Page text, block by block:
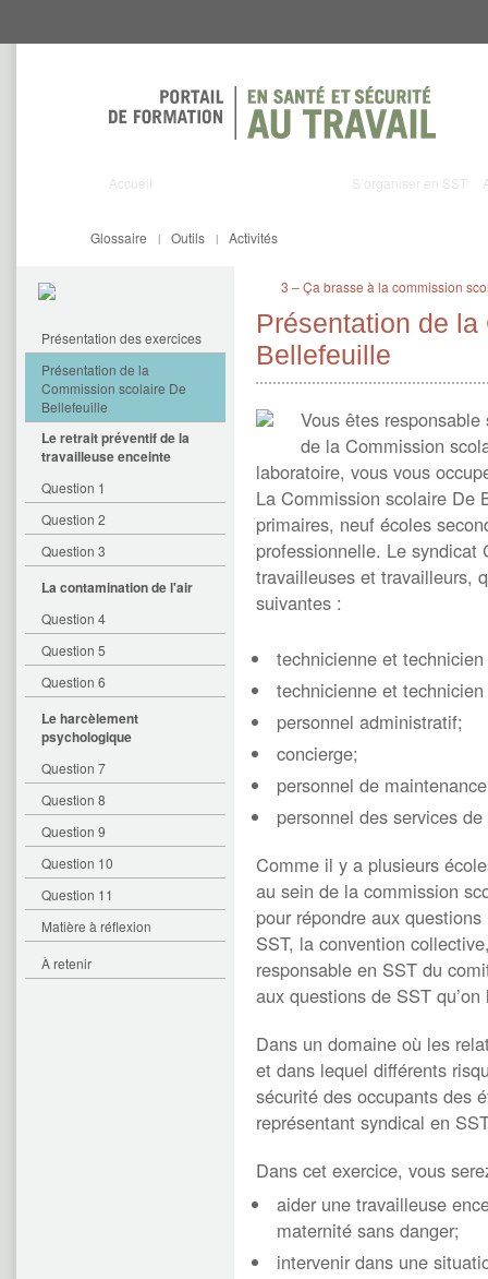
au
au
Accueil S’organiser en SST
Activités
Outils |
Glossaire |
Présentation des exercices
Présentation de la
Commission scolaire De
Bellefeuille
Le retrait préventif de la
travailleuse enceinte
Question 1
Question 2
Question 3
La contamination de l'air
Question 4
Question 5
Question 6
Le harcèlement
psychologique
Question 7
Question 8
Question 9
Question 10
Question 11
Matière à réflexion
À retenir
3 – Ça brasse à la commission
Présentation de
Bellefeuille
Vous êtes
de la Commission
laboratoire, vous vous
La Commission scolaire De
primaires, neuf écoles
professionnelle. Le syndicat
travailleuses et travailleurs,
suivantes :
technicienne et
technicienne et
personnel administratif;
concierge;
personnel de
personnel des services
Comme il y a plusieurs
au sein de la commission
pour répondre aux
SST, la convention
responsable en SST du
aux questions de SST
Dans un domaine où les
et dans lequel différents
sécurité des occupants des
représentant syndical en
Dans cet exercice, vous
aider une travailleuse
maternité sans danger;
intervenir dans une